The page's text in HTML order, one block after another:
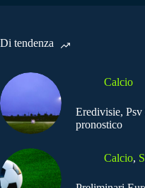
Di tendenza
Calcio
Eredivisie,
pronostico
Calcio,